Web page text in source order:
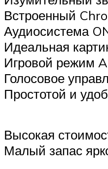
Встроенный
Аудиосистема
Идеальная
Игровой режим
Голосовое
Простотой и
Высокая
Малый запас